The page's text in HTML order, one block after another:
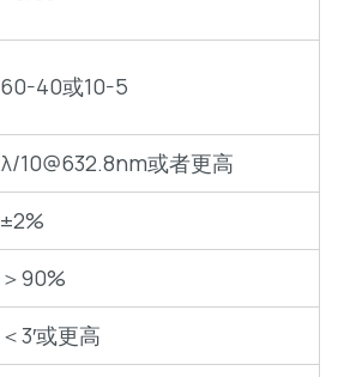
60-40或10-5
λ/10@632.8nm或者更高
±2%
＞90%
＜3′或更高